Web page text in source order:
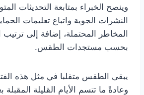
وينصح الخبراء بمتابعة التحديثات
النشرات الجوية واتباع تعليمات
المخاطر المحتملة، إضافة إلى ترتيب
بحسب مستجدات الطقس.
يبقى الطقس متقلبا في مثل هذه
وعادةً ما تتسم الأيام القليلة المقبلة